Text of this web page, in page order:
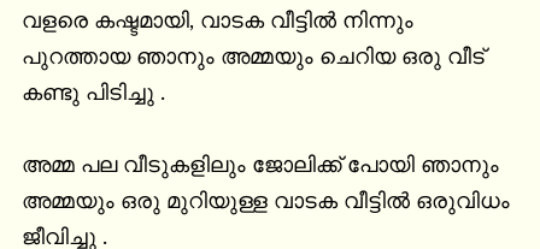
വളരെ കഷ്ടമായി, വാടക വീട്ടിൽ നിന്നും
പുറത്തായ ഞാനും അമ്മയും ചെറിയ ഒരു വീട്
കണ്ടു പിടിച്ചു .
അമ്മ പല വീടുകളിലും ജോലിക്ക് പോയി ഞാനും
അമ്മയും ഒരു മുറിയുള്ള വാടക വീട്ടിൽ ഒരുവിധം
ജീവിച്ചു .